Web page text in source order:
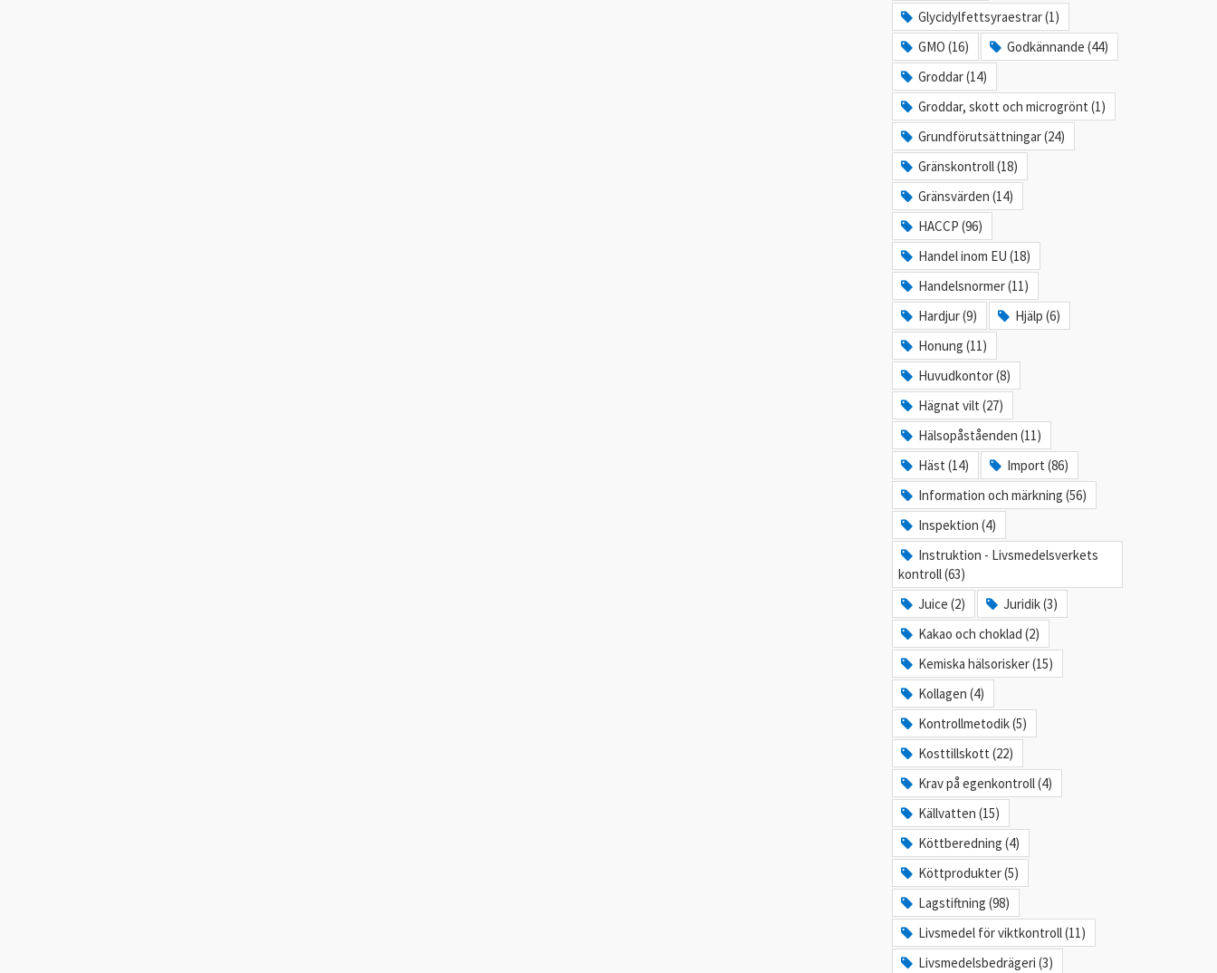
Glycidylfettsyraestrar (1)
GMO (16)
Godkännande (44)
Groddar (14)
Groddar, skott och microgrönt (1)
Grundförutsättningar (24)
Gränskontroll (18)
Gränsvärden (14)
HACCP (96)
Handel inom EU (18)
Handelsnormer (11)
Hardjur (9)
Hjälp (6)
Honung (11)
Huvudkontor (8)
Hägnat vilt (27)
Hälsopåståenden (11)
Häst (14)
Import (86)
Information och märkning (56)
Inspektion (4)
Instruktion - Livsmedelsverkets
kontroll (63)
Juice (2)
Juridik (3)
Kakao och choklad (2)
Kemiska hälsorisker (15)
Kollagen (4)
Kontrollmetodik (5)
Kosttillskott (22)
Krav på egenkontroll (4)
Källvatten (15)
Köttberedning (4)
Köttprodukter (5)
Lagstiftning (98)
Livsmedel för viktkontroll (11)
Livsmedelsbedrägeri (3)